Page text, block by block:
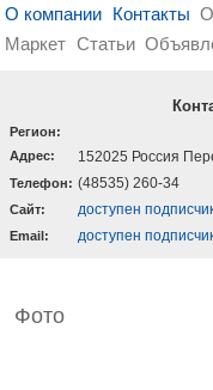
О компании Контакты
Маркет Статьи
Регион:
Адрес:
152025 Россия
Телефон: (48535) 260-34
Cайт: доступен
Email: доступен
Фото